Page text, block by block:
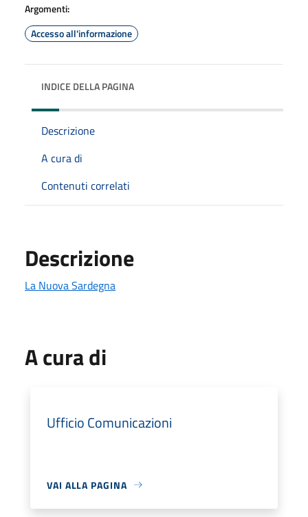
Argomenti:
Accesso all'informazione
INDICE DELLA PAGINA
Descrizione
A cura di
Contenuti correlati
Descrizione
La Nuova Sardegna
A cura di
Ufficio Comunicazioni
VAI ALLA PAGINA